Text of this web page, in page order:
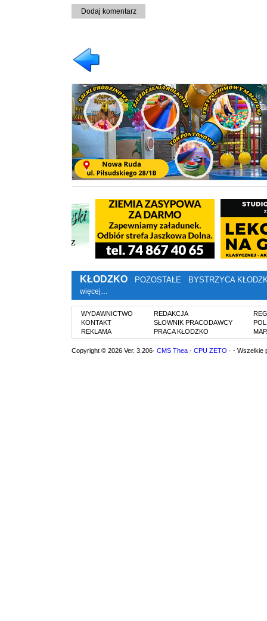
Dodaj komentarz
KŁODZKO POZOSTAŁE BYSTRZYCA
więcej…
WYDAWNICTWO
KONTAKT
REKLAMA
REDAKCJA
SŁOWNIK PRACODAWCY
PRACA KŁODZKO
Copyright © 2026 Ver. 3.206· CMS Thea · CPU ZETO · - Wszelkie